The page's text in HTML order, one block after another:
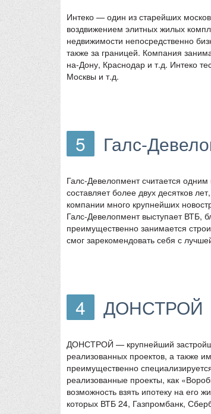
Интеко — один из старейших
воздвижением элитных жилых
недвижимости непосредственно
также за границей. Компания
на-Дону, Краснодар и т.д. Интеко
Москвы и т.д.
5 Галс-
Галс-Девелопмент считается
составляет более двух десятков
компании много крупнейших
Галс-Девелопмент выступает ВТБ,
преимущественно занимается
смог зарекомендовать себя с
4 ДОНСТРОЙ
ДОНСТРОЙ — крупнейший
реализованных проектов, а также
преимущественно
реализованные проекты, как
возможность взять ипотеку на его
которых ВТБ 24, Газпромбанк,